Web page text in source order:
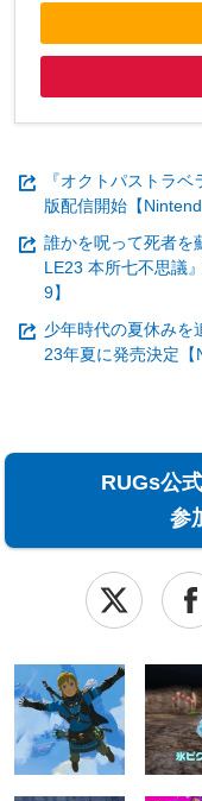
『オクトパストラ
版配信開始【
誰かを呪って死者
LE23 本所七不思議
9】
少年時代の夏休みを
23年夏に発売決定【
RUGs公
参